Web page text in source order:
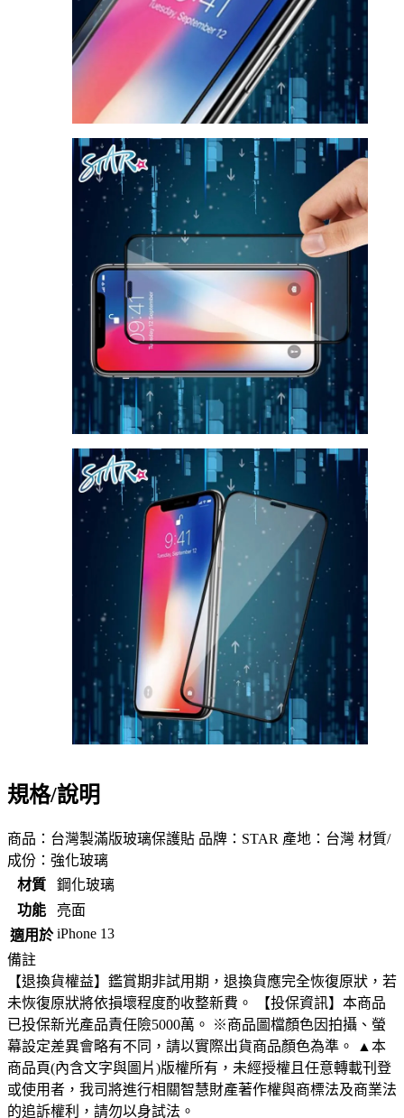
規格/說明
商品：台灣製滿版玻璃保護貼 品牌：STAR 產地：台灣 材質/
成份：強化玻璃
材質
鋼化玻璃
功能
亮面
適用於 iPhone 13
備註
【退換貨權益】鑑賞期非試用期，退換貨應完全恢復原狀，若
未恢復原狀將依損壞程度酌收整新費。 【投保資訊】本商品
已投保新光產品責任險5000萬。 ※商品圖檔顏色因拍攝、螢
幕設定差異會略有不同，請以實際出貨商品顏色為準。 ▲本
商品頁(內含文字與圖片)版權所有，未經授權且任意轉載刊登
或使用者，我司將進行相關智慧財產著作權與商標法及商業法
的追訴權利，請勿以身試法。